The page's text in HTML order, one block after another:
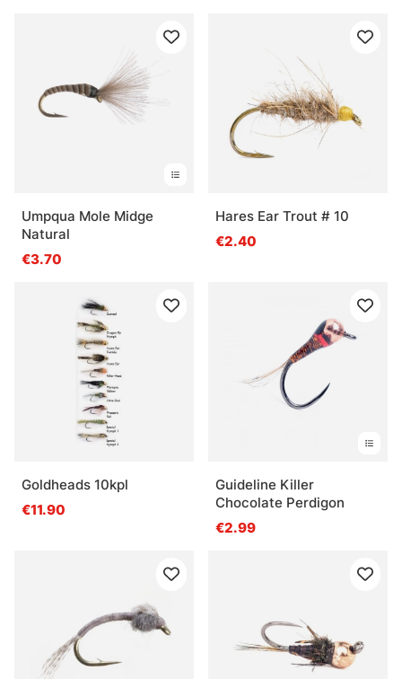
Umpqua Mole Midge
Natural
€3.70
Hares Ear Trout # 10
€2.40
Goldheads 10kpl
€11.90
Guideline Killer
Chocolate Perdigon
€2.99